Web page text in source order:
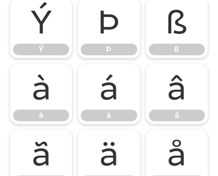
Ý
Ý
Þ
Þ
ß
ß
à
à
á
á
â
â
ã ä å